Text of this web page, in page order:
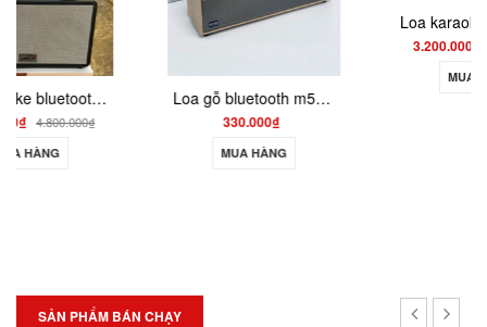
Loa gỗ bluetooth m520 nghe hay bass ấm pin lâu
Loa karaoke xịn nghe hay 2 bass ấm 2 mic
5.000.000₫
MUA HÀNG
SẢN PHẨM BÁN CHẠY